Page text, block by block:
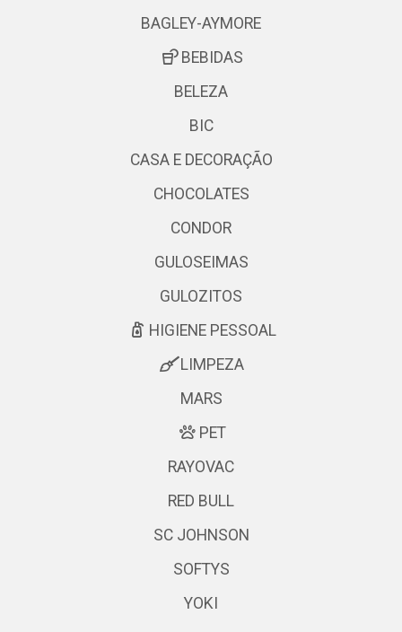
BAGLEY-AYMORE
BEBIDAS
BELEZA
BIC
CASA E DECORAÇÃO
CHOCOLATES
CONDOR
GULOSEIMAS
GULOZITOS
HIGIENE PESSOAL
LIMPEZA
MARS
PET
RAYOVAC
RED BULL
SC JOHNSON
SOFTYS
YOKI